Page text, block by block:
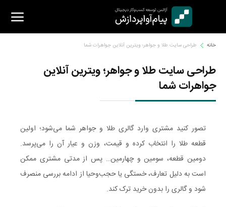
content
خانه طراحی سایت طلا و جواهر؛ ویترین آنلاین جواهرات شما
طراحی سایت طلا و جواهر؛ ویترین آنلاین
جواهرات شما
تصور کنید مشتری وارد گالری طلا و جواهر شما می‌شود؛ اولین
قطعه طلا را انتخاب کرده و قیمت، وزن و عیار آن را می‌پرسد.
دومین قطعه، سومین و چهارمین… پس از مدتی مشتری ممکن
است به دلیل تعارف، خستگی یا حجب‌وحیا از ادامه بررسی منصرف
شود و گالری را بدون خرید ترک کند.